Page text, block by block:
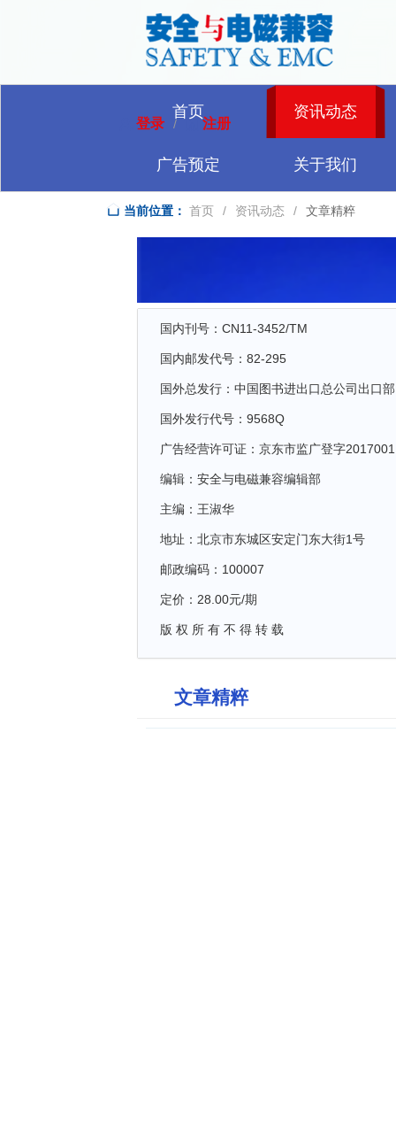
登录 / 注册
首页 资讯动态
广告预定 关于我们
当前位置： 首页 / 资讯动态 / 文章精粹
国内刊号：CN11-3452/TM
国内邮发代号：82-295
国外总发行：中国图书进出口总公司出口部
国外发行代号：9568Q
广告经营许可证：京东市监广登字
编辑：安全与电磁兼容编辑部
主编：王淑华
地址：北京市东城区安定门东大街1号
邮政编码：100007
定价：28.00元/期
版 权 所 有 不 得 转 载
文章精粹